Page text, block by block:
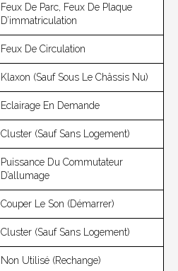
Feux De Parc, Feux De Plaque
D’immatriculation
Feux De Circulation
Klaxon (sauf Sous Le Châssis Nu)
Eclairage En Demande
Cluster (sauf Sans Logement)
Puissance Du Commutateur
D’allumage
Couper Le Son (démarrer)
Cluster (sauf Sans Logement)
Non Utilisé (rechange)